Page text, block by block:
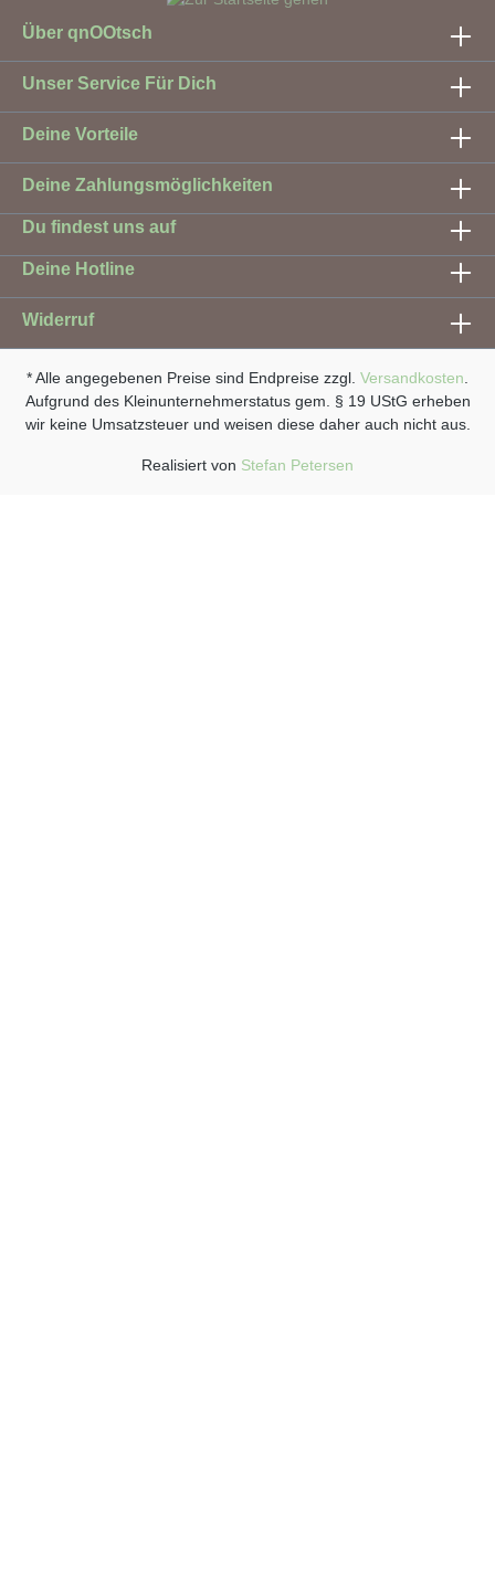
Über qnOOtsch
Unser Service Für Dich
Deine Vorteile
Deine Zahlungsmöglichkeiten
Du findest uns auf
Deine Hotline
Widerruf
* Alle angegebenen Preise sind Endpreise zzgl. Versandkosten
Aufgrund des Kleinunternehmerstatus gem. § 19 UStG erheben
wir keine Umsatzsteuer und weisen diese daher auch nicht aus.
Realisiert von Stefan Petersen